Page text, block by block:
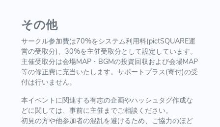
その他
サークル参加費は70%をシステム利用料(pictSQUARE運
営の受取分)、30%を主催受取分として設定しています。
主催受取分は会場MAP・BGMの投資回収および会場MAP
等の修正費に充当いたします。サポートプラス(寄付)の受
付は行いません。
本イベントに関連する有志の企画やハッシュタグ作成な
どに関しては、事前に主催までご相談ください。
初見の方や他参加者の混乱を避けるため、ご協力のほど